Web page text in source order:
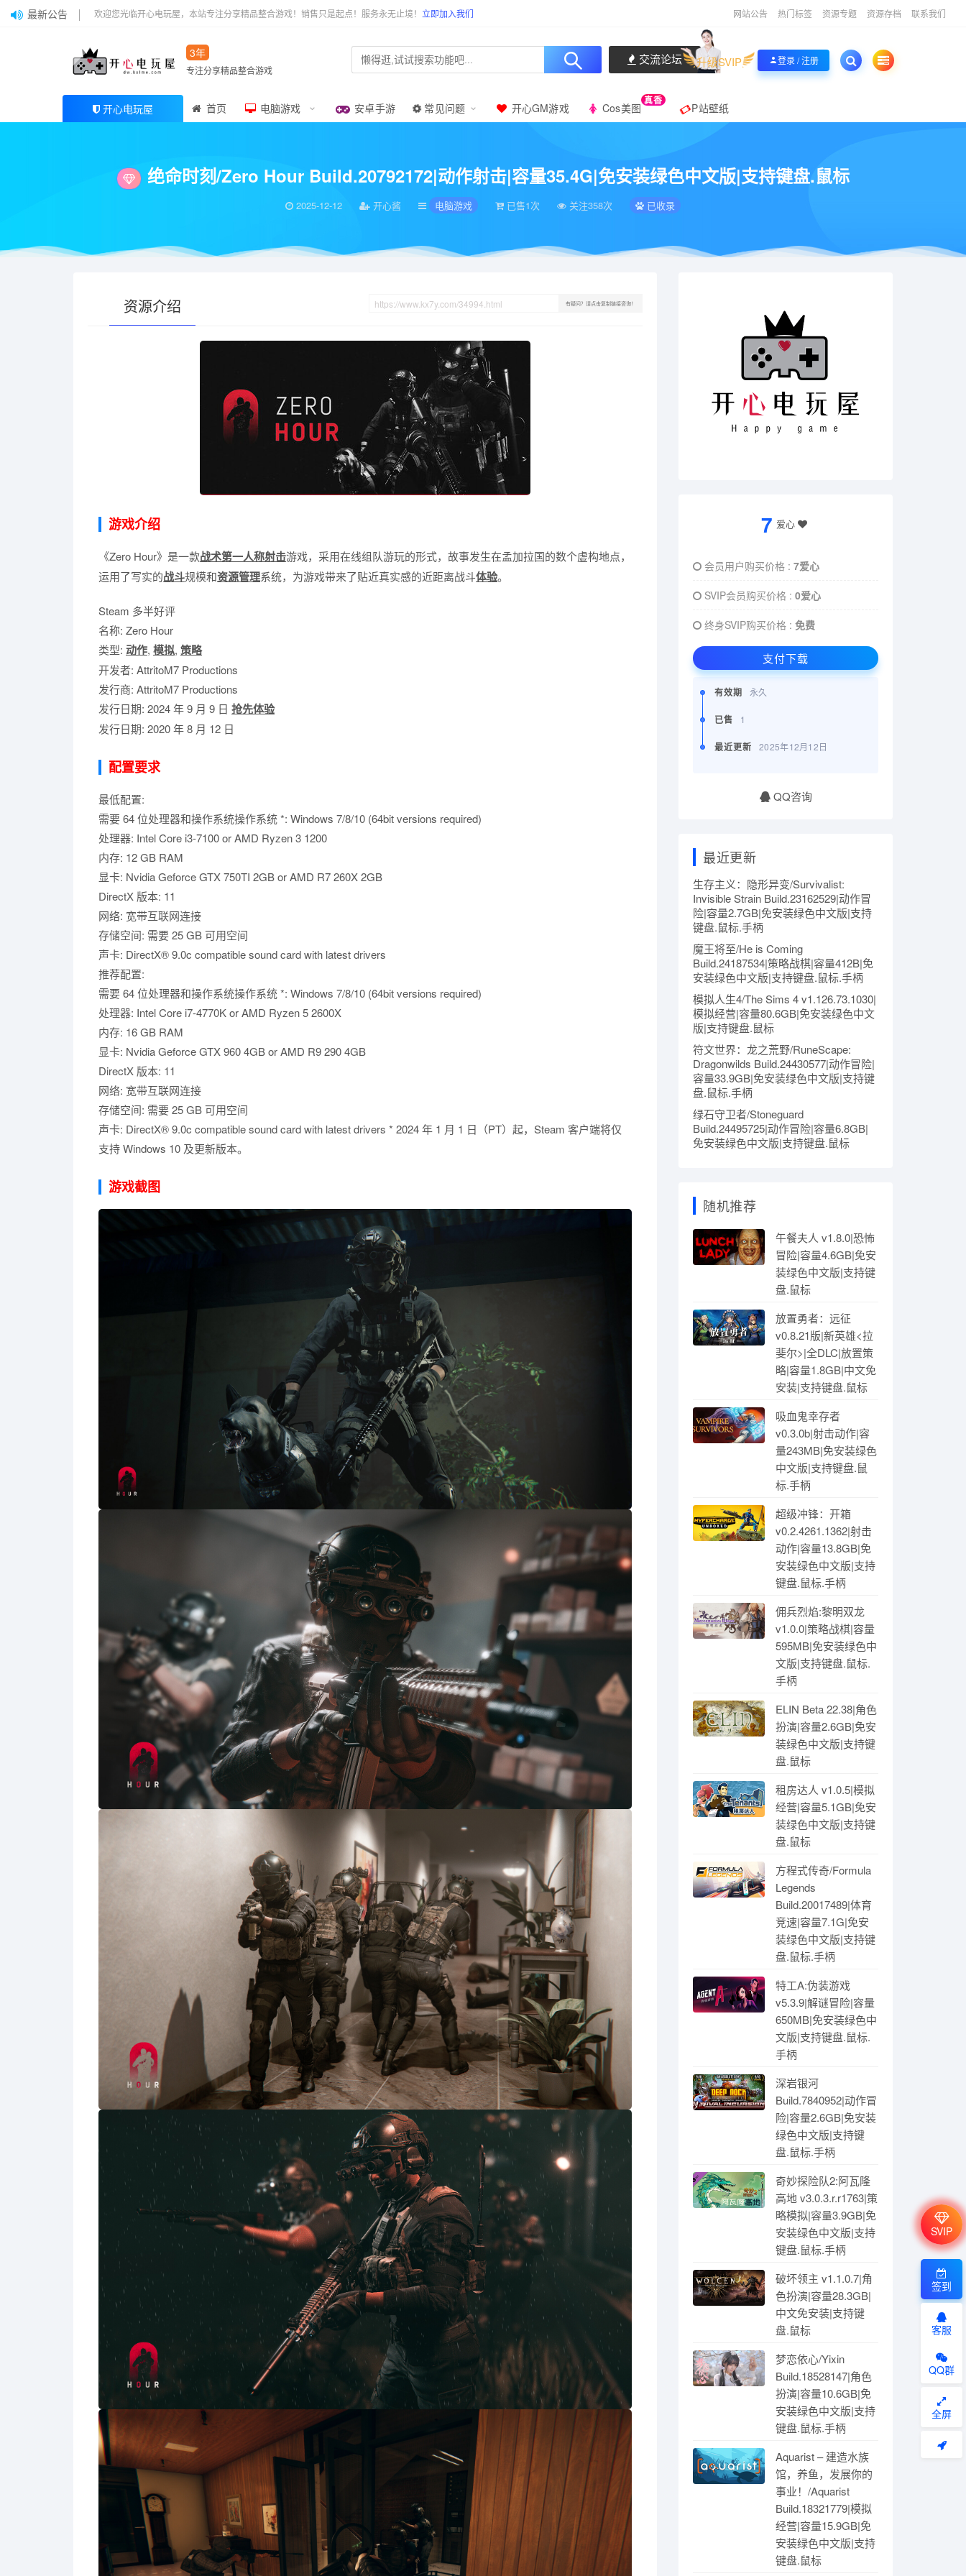
最新公告 欢迎您光临开心电玩屋，本站专注分享精品整合游戏！销售只是起点！服务永无止境！ 立即加入我们 网站公告 热门标签 资源专题 资源存档 联系我们
3年
专注分享精品整合游戏
交流论坛 升级SVIP 登录 / 注册
开心电玩屋 首页 电脑游戏 安卓手游 常见问题 开心GM游戏 Cos美图
真香
P站壁纸
开心电玩屋 > 电脑游戏 >绝命时刻/Zero Hour Build.20792172|动作射击|容量35.4G|免安装绿色中文版|支持键盘.鼠标
绝命时刻/Zero Hour Build.20792172|动作射击|容量35.4G|免安装绿色中文版|支持键盘.鼠标
2025-12-12 开心酱 电脑游戏 已售1次 关注358次 已收录
资源介绍 有疑问？请点击复制链接咨询！
游戏介绍
《Zero Hour》是一款战术第一人称射击游戏，采用在线组队游玩的形式，故事发生在孟加拉国的数个虚构地点，
运用了写实的战斗规模和资源管理系统，为游戏带来了贴近真实感的近距离战斗体验。
Steam 多半好评
名称: Zero Hour
类型: 动作, 模拟, 策略
开发者: AttritoM7 Productions
发行商: AttritoM7 Productions
发行日期: 2024 年 9 月 9 日 抢先体验
发行日期: 2020 年 8 月 12 日
配置要求
最低配置:
需要 64 位处理器和操作系统操作系统 *: Windows 7/8/10 (64bit versions required)
处理器: Intel Core i3-7100 or AMD Ryzen 3 1200
内存: 12 GB RAM
显卡: Nvidia Geforce GTX 750TI 2GB or AMD R7 260X 2GB
DirectX 版本: 11
网络: 宽带互联网连接
存储空间: 需要 25 GB 可用空间
声卡: DirectX® 9.0c compatible sound card with latest drivers
推荐配置:
需要 64 位处理器和操作系统操作系统 *: Windows 7/8/10 (64bit versions required)
处理器: Intel Core i7-4770K or AMD Ryzen 5 2600X
内存: 16 GB RAM
显卡: Nvidia Geforce GTX 960 4GB or AMD R9 290 4GB
DirectX 版本: 11
网络: 宽带互联网连接
存储空间: 需要 25 GB 可用空间
声卡: DirectX® 9.0c compatible sound card with latest drivers * 2024 年 1 月 1 日（PT）起，Steam 客户端将仅
支持 Windows 10 及更新版本。
游戏截图
7 爱心
会员用户购买价格 :7爱心
SVIP会员购买价格 :0爱心
终身SVIP购买价格 :免费
支付下载
有效期 永久
已售 1
最近更新 2025年12月12日
QQ咨询
最近更新
生存主义：隐形异变/Survivalist:
Invisible Strain Build.23162529|动作冒
险|容量2.7GB|免安装绿色中文版|支持
键盘.鼠标.手柄
魔王将至/He is Coming
Build.24187534|策略战棋|容量412B|免
安装绿色中文版|支持键盘.鼠标.手柄
模拟人生4/The Sims 4 v1.126.73.1030|
模拟经营|容量80.6GB|免安装绿色中文
版|支持键盘.鼠标
符文世界：龙之荒野/RuneScape:
Dragonwilds Build.24430577|动作冒险|
容量33.9GB|免安装绿色中文版|支持键
盘.鼠标.手柄
绿石守卫者/Stoneguard
Build.24495725|动作冒险|容量6.8GB|
免安装绿色中文版|支持键盘.鼠标
随机推荐
午餐夫人 v1.8.0|恐怖
冒险|容量4.6GB|免安
装绿色中文版|支持键
盘.鼠标
放置勇者：远征
v0.8.21版|新英雄<拉
斐尔>|全DLC|放置策
略|容量1.8GB|中文免
安装|支持键盘.鼠标
吸血鬼幸存者
v0.3.0b|射击动作|容
量243MB|免安装绿色
中文版|支持键盘.鼠
标.手柄
超级冲锋：开箱
v0.2.4261.1362|射击
动作|容量13.8GB|免
安装绿色中文版|支持
键盘.鼠标.手柄
佣兵烈焰:黎明双龙
v1.0.0|策略战棋|容量
595MB|免安装绿色中
文版|支持键盘.鼠标.
手柄
ELIN Beta 22.38|角色
扮演|容量2.6GB|免安
装绿色中文版|支持键
盘.鼠标
租房达人 v1.0.5|模拟
经营|容量5.1GB|免安
装绿色中文版|支持键
盘.鼠标
方程式传奇/Formula
Legends
Build.20017489|体育
竞速|容量7.1G|免安
装绿色中文版|支持键
盘.鼠标.手柄
特工A:伪装游戏
v5.3.9|解谜冒险|容量
650MB|免安装绿色中
文版|支持键盘.鼠标.
手柄
深岩银河
Build.7840952|动作冒
险|容量2.6GB|免安装
绿色中文版|支持键
盘.鼠标.手柄
奇妙探险队2:阿瓦隆
高地 v3.0.3.r.r1763|策
略模拟|容量3.9GB|免
安装绿色中文版|支持
键盘.鼠标.手柄
破坏领主 v1.1.0.7|角
色扮演|容量28.3GB|
中文免安装|支持键
盘.鼠标
梦恋依心/Yixin
Build.18528147|角色
扮演|容量10.6GB|免
安装绿色中文版|支持
键盘.鼠标.手柄
Aquarist – 建造水族
馆，养鱼，发展你的
事业！/Aquarist
Build.18321779|模拟
经营|容量15.9GB|免
安装绿色中文版|支持
键盘.鼠标
SVIP
签到
客服
QQ群
全屏